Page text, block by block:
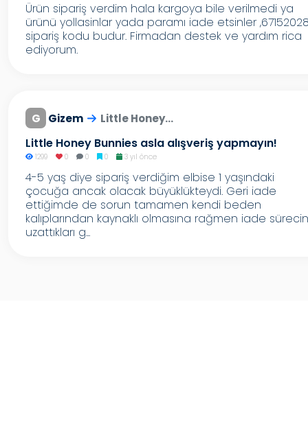
Ürün sipariş verdim hala kargoya bile verilmedi ya
ürünü yollasinlar yada paramı iade etsinler
sipariş kodu budur. Firmadan destek ve yardım rica
ediyorum.
G Gizem Little Honey...
Little Honey Bunnies asla alışveriş yapmayın!
1299 0 0 0 3 yıl önce
4-5 yaş diye sipariş verdiğim elbise 1 yaşındaki
çocuğa ancak olacak büyüklükteydi. Geri iade
ettiğimde de sorun tamamen kendi beden
kalıplarından kaynaklı olmasına rağmen iade
uzattıkları g...